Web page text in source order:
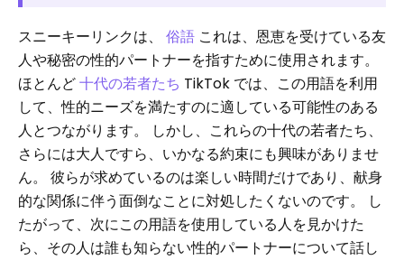
スニーキーリンクは、 俗語 これは、恩恵を受けている友
人や秘密の性的パートナーを指すために使用されます。
ほとんど十代の若者たち TikTok では、この用語を利用
して、性的ニーズを満たすのに適している可能性のある
人とつながります。 しかし、これらの十代の若者たち、
さらには大人ですら、いかなる約束にも興味がありませ
ん。 彼らが求めているのは楽しい時間だけであり、献身
的な関係に伴う面倒なことに対処したくないのです。 し
たがって、次にこの用語を使用している人を見かけた
ら、その人は誰も知らない性的パートナーについて話し